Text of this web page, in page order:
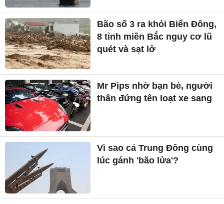
Bão số 3 ra khỏi Biển Đông,
8 tỉnh miền Bắc nguy cơ lũ
quét và sạt lở
Mr Pips nhờ bạn bè, người
thân đứng tên loạt xe sang
Vì sao cả Trung Đông cùng
lúc gánh 'bão lửa'?